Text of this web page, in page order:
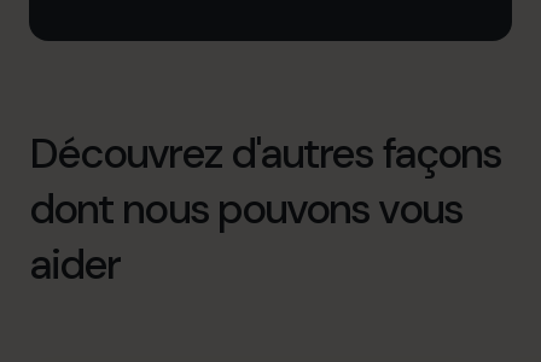
Découvrez d'autres façons
dont nous pouvons vous
aider